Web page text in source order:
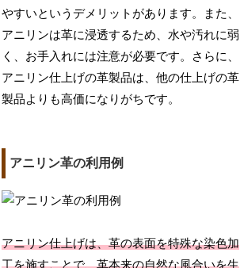
やすいというデメリットがあります。また、
アニリンは革に浸透するため、水や汚れに弱
く、お手入れには注意が必要です。さらに、
アニリン仕上げの革製品は、他の仕上げの革
製品よりも高価になりがちです。
アニリン革の利用例
アニリン仕上げは、革の表面を特殊な染色加
工を施すことで、革本来の自然な風合いを生